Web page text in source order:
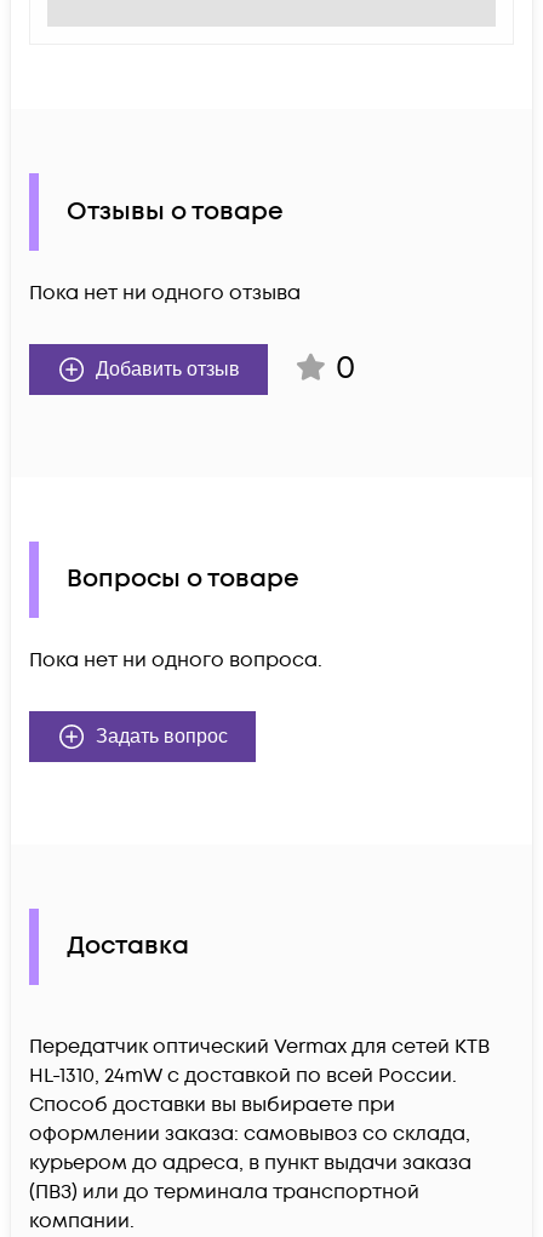
Отзывы о товаре
Пока нет ни одного отзыва
Добавить отзыв 0
Вопросы о товаре
Пока нет ни одного вопроса.
Задать вопрос
Доставка
Передатчик оптический Vermax для сетей КТВ
HL-1310, 24mW c доставкой по всей России.
Способ доставки вы выбираете при
оформлении заказа: самовывоз со склада,
курьером до адреса, в пункт выдачи заказа
(ПВЗ) или до терминала транспортной
компании.